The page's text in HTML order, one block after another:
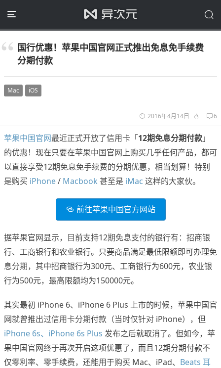
国行优惠！苹果中国官网正式推出免息免手续费
分期付款
Mac iOS
2016年4月14日 6
苹果中国官网最近正式开放了信用卡「12期免息分期付款」
的优惠！现在只要在苹果中国官网上购买几乎任何产品，都可
以直接享受12期免息免手续费的分期优惠，相当划算！特别
是购买 iPhone/ Macbook 甚至是 iMac 这样的大家伙。
前往苹果中国官方网站
据苹果官网显示，目前支持12期免息支付的银行有：招商银
行、工商银行和农业银行。只要商品满足最低限额即可办理免
息分期，其中招商银行为300元、工商银行为600元，农业银
行为500元，最高限额均为150000元。
其实最初 iPhone 6、iPhone 6 Plus 上市的时候，苹果中国官
网就曾推出过信用卡分期付款（当时仅针对 iPhone），但
iPhone 6s、iPhone 6s Plus 发布之后就取消了。但如今，苹
果中国官网终于再次开启这项优惠了，而且12期分期付款不
仅零利率、零手续费，还能用于购买 Mac、iPad、 Beats 耳